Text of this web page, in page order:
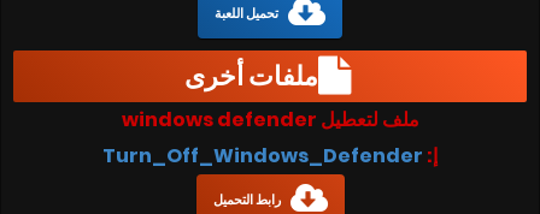
تحميل اللعبة
ملفات أخرى
ملف لتعطيل windows defender
إ: Turn_Off_Windows_Defender
رابط التحميل